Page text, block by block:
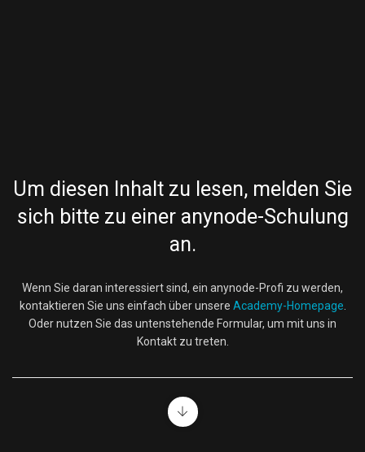
Um diesen Inhalt zu lesen, melden Sie
sich bitte zu einer anynode-Schulung
an.
Wenn Sie daran interessiert sind, ein anynode-Profi zu werden,
kontaktieren Sie uns einfach über unsere Academy-Homepage
Oder nutzen Sie das untenstehende Formular, um mit uns in
Kontakt zu treten.